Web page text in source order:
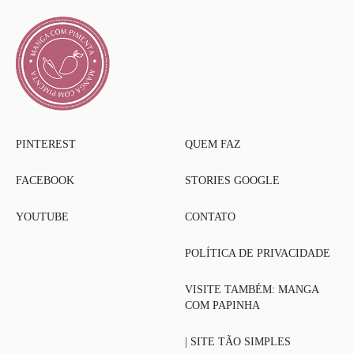
PINTEREST
FACEBOOK
YOUTUBE
QUEM FAZ
STORIES GOOGLE
CONTATO
POLÍTICA DE PRIVACIDADE
VISITE TAMBÉM: MANGA
COM PAPINHA
| SITE TÃO SIMPLES